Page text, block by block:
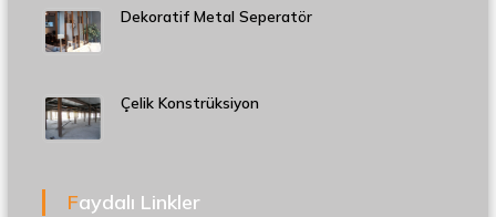
Dekoratif Metal Seperatör
Çelik Konstrüksiyon
Faydalı Linkler